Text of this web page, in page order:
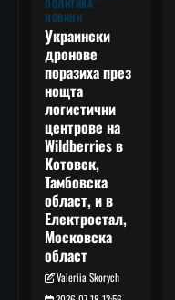
ПОЛИТИКА
НОВИНИ
Украински
дронове
поразиха през
нощта
логистични
центрове на
Wildberries в
Котовск,
Тамбовска
област, и в
Електростал,
Московска
област
Valeriia Skorych